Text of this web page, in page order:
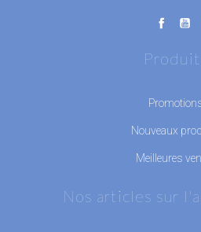
Nouveaux
Meilleures
Nos articles sur